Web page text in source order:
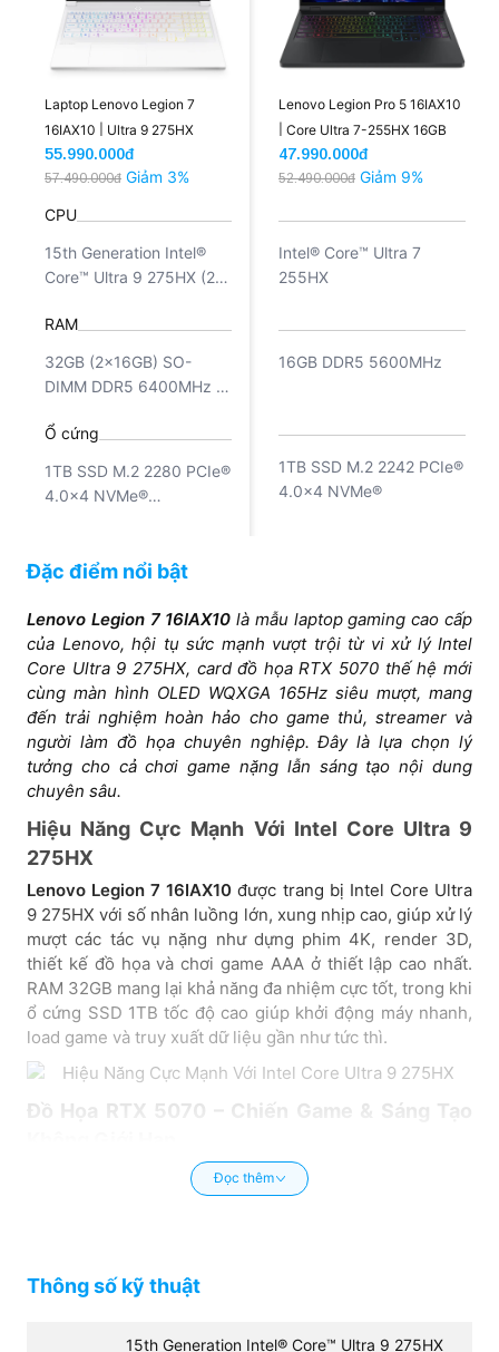
Laptop Lenovo Legion 7
16IAX10 | Ultra 9 275HX
32GB 1TB RTX 5070 16inch
Oled WQXGA 165Hz (New)
55.990.000đ
57.490.000đ Giảm 3%
CPU
15th Generation Intel®
Core™ Ultra 9 275HX (24-
Cache, up to 5.4GHz
Max Turbo Frequency –
13 TOPS NPU)
RAM
32GB (2x16GB) SO-
DIMM DDR5 6400MHz (2
32GB)
Ổ cứng
1TB SSD M.2 2280 PCIe®
4.0x4 NVMe®
NVIDIA® GeForce RTX™
Màn hình
16 inch WQXGA
(2560×1600) OLED,
165Hz, 100% DCI-P3,
Dolby Vision®,
DisplayHDR™ True Black
Blue Light, 500nits
Lenovo Legion Pro 5 16IAX10
| Core Ultra 7-255HX 16GB
1TB 5070 8GB 16'' 2.5K OLED
(New)
47.990.000đ
52.490.000đ Giảm 9%
Intel® Core™ Ultra 7
255HX
16GB DDR5 5600MHz
1TB SSD M.2 2242 PCIe®
4.0x4 NVMe®
Clock 2347MHz, TGP
115W, 798 AI TOPS
16 inch (2560x1600)
OLED 500nits Glossy,
100% DCI-P3, 165Hz,
DisplayHDR™ True Black
1000, Dolby Vision®, G-
High Gaming
Đặc điểm nổi bật
Lenovo Legion 7 16IAX10 là mẫu laptop gaming cao cấp
của Lenovo, hội tụ sức mạnh vượt trội từ vi xử lý Intel
Core Ultra 9 275HX, card đồ họa RTX 5070 thế hệ mới
cùng màn hình OLED WQXGA 165Hz siêu mượt, mang
đến trải nghiệm hoàn hảo cho game thủ, streamer và
người làm đồ họa chuyên nghiệp. Đây là lựa chọn lý
tưởng cho cả chơi game nặng lẫn sáng tạo nội dung
chuyên sâu.
Hiệu Năng Cực Mạnh Với Intel Core Ultra 9
275HX
Lenovo Legion 7 16IAX10được trang bị Intel Core Ultra
9 275HX với số nhân luồng lớn, xung nhịp cao, giúp xử lý
mượt các tác vụ nặng như dựng phim 4K, render 3D,
thiết kế đồ họa và chơi game AAA ở thiết lập cao nhất.
RAM 32GB mang lại khả năng đa nhiệm cực tốt, trong khi
ổ cứng SSD 1TB tốc độ cao giúp khởi động máy nhanh,
load game và truy xuất dữ liệu gần như tức thì.
Đồ Họa RTX 5070 – Chiến Game & Sáng Tạo
Card đồ họa NVIDIA GeForce RTX 5070 hỗ trợ Ray
Tracing và DLSS thế hệ mới cho hình ảnh chân thực,
những người làm nội dung số chuyên nghiệp.
Đọc thêm
Thông số kỹ thuật
15th Generation Intel® Core™ Ultra 9 275HX